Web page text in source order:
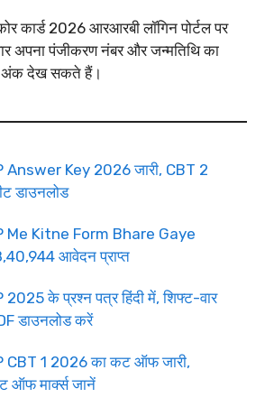
कार्ड 2026 आरआरबी लॉगिन पोर्टल पर
अपना पंजीकरण नंबर और जन्मतिथि का
अंक देख सकते हैं।
Answer Key 2026 जारी, CBT 2
डाउनलोड
Me Kitne Form Bhare Gaye
आवेदन प्राप्त
2025 के प्रश्न पत्र हिंदी में, शिफ्ट-वार
डाउनलोड करें
CBT 1 2026 का कट ऑफ जारी,
ऑफ मार्क्स जानें